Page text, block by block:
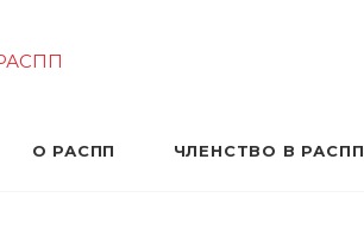
О РАСПП ЧЛЕНСТВО В РАСПП